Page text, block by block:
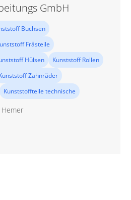
GmbH
Buchsen
Frästeile
Hülsen
Kunststoff Rollen
Zahnräder
Kunststoffteile technische
Hemer